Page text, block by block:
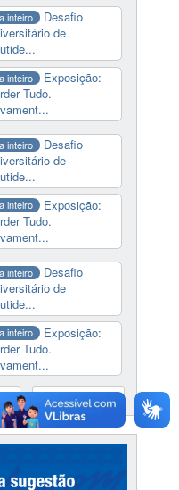
inteiro
Desafio
de
inteiro
Exposição:
Tudo.
inteiro
Desafio
de
inteiro
Exposição:
Tudo.
inteiro
Desafio
de
inteiro
Exposição:
Tudo.
Ver calendário